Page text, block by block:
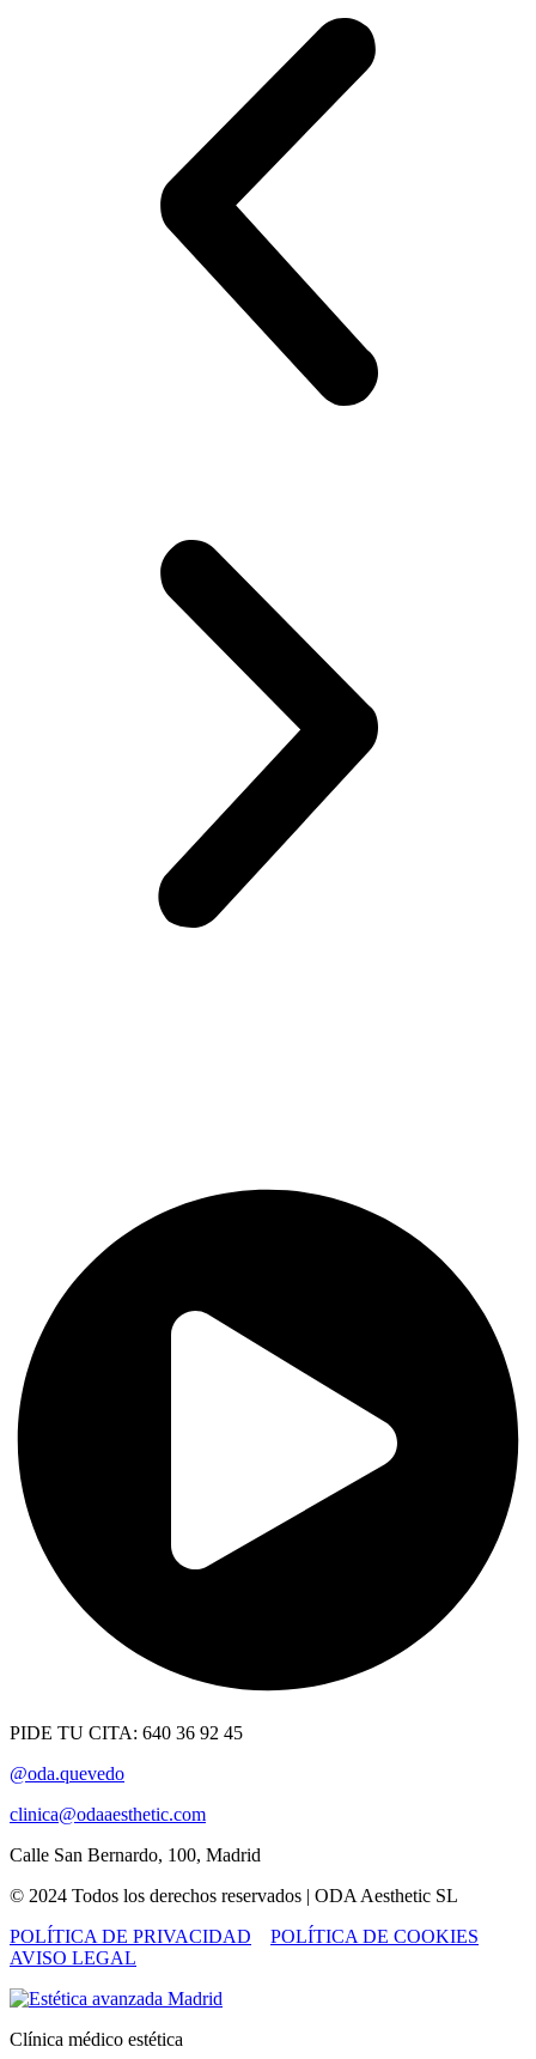
PIDE TU CITA: 640 36 92 45
@oda.quevedo
clinica@odaaesthetic.com
Calle San Bernardo, 100, Madrid
© 2024 Todos los derechos reservados | ODA Aesthetic SL
POLÍTICA DE PRIVACIDAD
POLÍTICA DE COOKIES
AVISO LEGAL
Clínica médico estética